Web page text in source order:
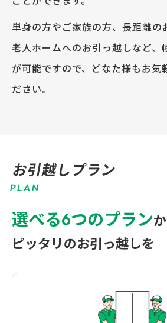
単身の方やご家族の方、長距離の
老人ホームへのお引っ越しなど、
が可能ですので、どなた様もお気
ださい。
お引越しプラン
PLAN
選べる6つのプラン
ピッタリのお引っ越しを